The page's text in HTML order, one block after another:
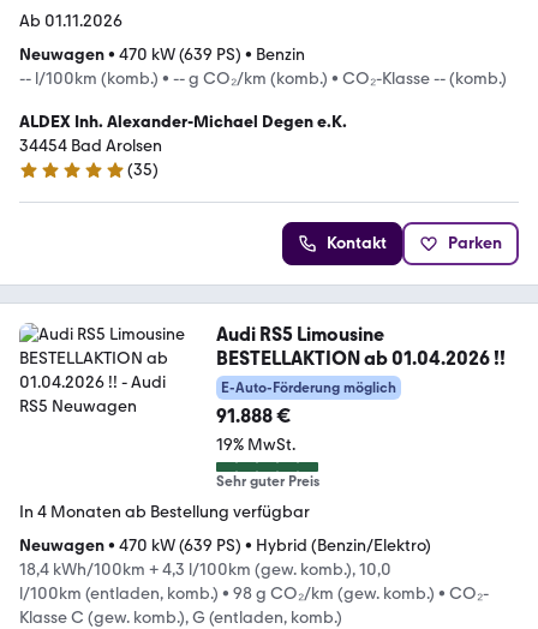
Ab 01.11.2026
Neuwagen• 470 kW (639 PS) • Benzin
-- l/100km (komb.) • -- g CO₂/km (komb.) • CO₂-Klasse -- (komb.)
ALDEX Inh. Alexander-Michael Degen e.K.
34454 Bad Arolsen
5 Sterne
(35)
Kontakt Parken
Audi RS5 Limousine
BESTELLAKTION ab 01.04.2026 !!
E-Auto-Förderung möglich
91.888 €
19% MwSt.
Sehr guter Preis
In 4 Monaten ab Bestellung verfügbar
Neuwagen• 470 kW (639 PS) • Hybrid (Benzin/Elektro)
18,4 kWh/100km + 4,3 l/100km (gew. komb.), 10,0
l/100km (entladen, komb.) • 98 g CO₂/km (gew. komb.) • CO₂-
Klasse C (gew. komb.), G (entladen, komb.)